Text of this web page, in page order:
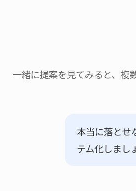
一緒に提案を見てみると、複
本当に落とせ
テム化しまし